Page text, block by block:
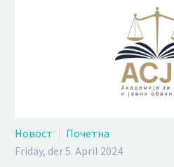
Новост
Почетна
Friday, der 5. April 2024